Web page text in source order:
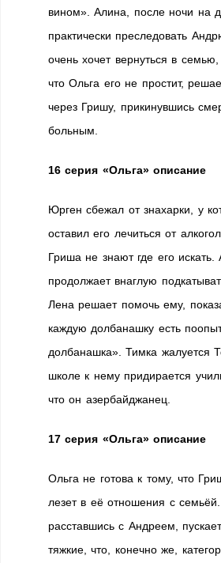
вином». Алина, после ночи на
практически преследовать
очень хочет вернуться в
что Ольга его не простит,
через Гришу, прикинувшись
больным.
16 серия «Ольга» описание
Юрген сбежал от знахарки, у
оставил его лечиться от
Гриша не знают где его искать.
продолжает внаглую
Лена решает помочь ему,
каждую долбанашку есть
долбанашка». Тимка жалуется
школе к нему придирается
что он азербайджанец.
17 серия «Ольга» описание
Ольга не готова к тому, что
лезет в её отношения с семьёй.
расставшись с Андреем,
тяжкие, что, конечно же,